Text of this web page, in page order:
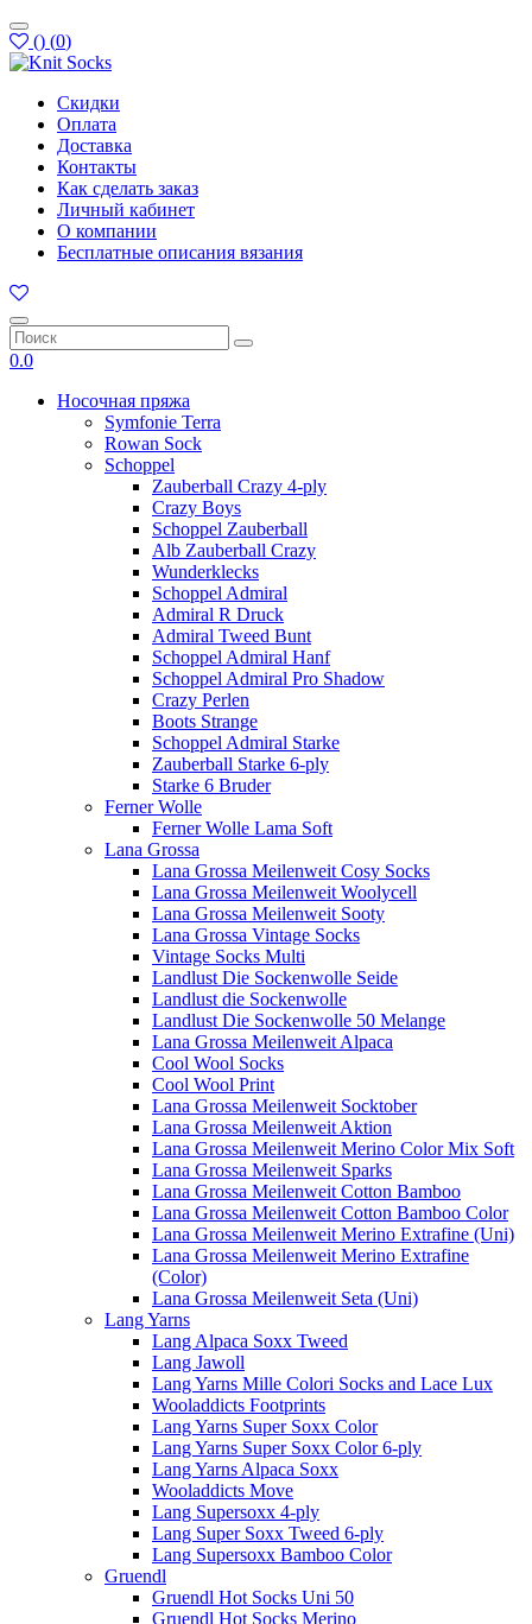
() (0)
Скидки
Оплата
Доставка
Контакты
Как сделать заказ
Личный кабинет
О компании
Бесплатные описания вязания
0.0
Носочная пряжа
Symfonie Terra
Rowan Sock
Schoppel
Zauberball Crazy 4-ply
Crazy Boys
Schoppel Zauberball
Alb Zauberball Crazy
Wunderklecks
Schoppel Admiral
Admiral R Druck
Admiral Tweed Bunt
Schoppel Admiral Hanf
Schoppel Admiral Pro Shadow
Crazy Perlen
Boots Strange
Schoppel Admiral Starke
Zauberball Starke 6-ply
Starke 6 Bruder
Ferner Wolle
Ferner Wolle Lama Soft
Lana Grossa
Lana Grossa Meilenweit Cosy Socks
Lana Grossa Meilenweit Woolycell
Lana Grossa Meilenweit Sooty
Lana Grossa Vintage Socks
Vintage Socks Multi
Landlust Die Sockenwolle Seide
Landlust die Sockenwolle
Landlust Die Sockenwolle 50 Melange
Lana Grossa Meilenweit Alpaca
Cool Wool Socks
Cool Wool Print
Lana Grossa Meilenweit Socktober
Lana Grossa Meilenweit Aktion
Lana Grossa Meilenweit Merino Color Mix Soft
Lana Grossa Meilenweit Sparks
Lana Grossa Meilenweit Cotton Bamboo
Lana Grossa Meilenweit Cotton Bamboo Color
Lana Grossa Meilenweit Merino Extrafine (Uni)
Lana Grossa Meilenweit Merino Extrafine
(Color)
Lana Grossa Meilenweit Seta (Uni)
Lang Yarns
Lang Alpaca Soxx Tweed
Lang Jawoll
Lang Yarns Mille Colori Socks and Lace Lux
Wooladdicts Footprints
Lang Yarns Super Soxx Color
Lang Yarns Super Soxx Color 6-ply
Lang Yarns Alpaca Soxx
Wooladdicts Move
Lang Supersoxx 4-ply
Lang Super Soxx Tweed 6-ply
Lang Supersoxx Bamboo Color
Gruendl
Gruendl Hot Socks Uni 50
Gruendl Hot Socks Merino